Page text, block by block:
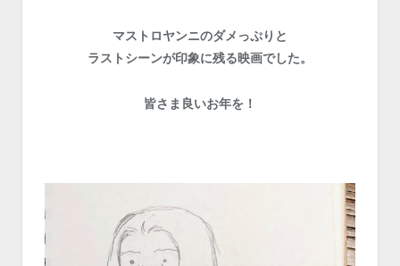
マストロヤンニのダメっぷりと
ラストシーンが印象に残る映画でした。
皆さま良いお年を！